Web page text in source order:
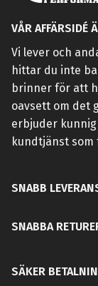
VÅR AFFÄRSIDÉ
Vi lever och
hittar du inte
brinner för att
oavsett om det
erbjuder
kundtjänst
SNABB
SNABBA
SÄKER